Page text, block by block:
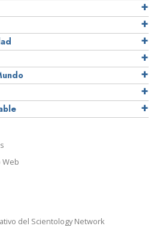
del Scientology Network